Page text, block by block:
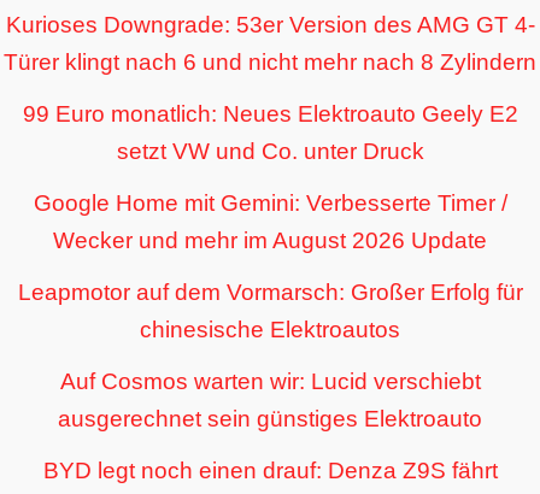
Kurioses Downgrade: 53er Version des AMG GT 4-
Türer klingt nach 6 und nicht mehr nach 8 Zylindern
99 Euro monatlich: Neues Elektroauto Geely E2
setzt VW und Co. unter Druck
Google Home mit Gemini: Verbesserte Timer /
Wecker und mehr im August 2026 Update
Leapmotor auf dem Vormarsch: Großer Erfolg für
chinesische Elektroautos
Auf Cosmos warten wir: Lucid verschiebt
ausgerechnet sein günstiges Elektroauto
BYD legt noch einen drauf: Denza Z9S fährt